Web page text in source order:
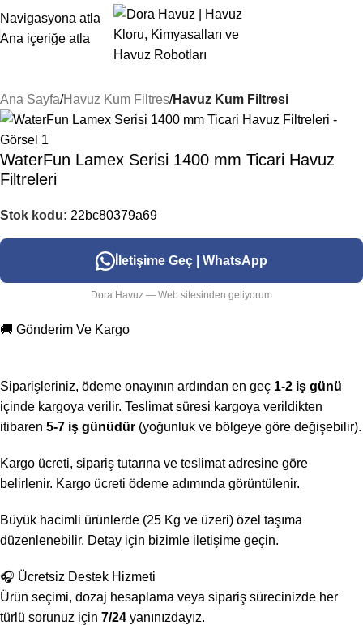
Navigasyona atla
Ana içeriğe atla
Ana Sayfa Havuz Kum Filtres Havuz Kum Filtresi
WaterFun Lamex Serisi 1400 mm Ticari Havuz
Filtreleri
Stok kodu: 22bc80379a69
İletişime Geç | WhatsApp
Dora Havuz — Web sitesinden geliyorum
🚚 Gönderim Ve Kargo
Siparişleriniz, ödeme onayının ardından en geç 1-2 iş günü
içinde kargoya verilir. Teslimat süresi kargoya verildikten
itibaren 5-7 iş günüdür (yoğunluk ve bölgeye göre değişebilir).
Kargo ücreti, sipariş tutarına ve teslimat adresine göre
belirlenir. Kargo ücreti ödeme adımında görüntülenir.
Büyük hacimli ürünlerde (25 Kg ve üzeri) özel taşıma
düzenlenebilir. Detay için bizimle iletişime geçin.
🎧 Ücretsiz Destek Hizmeti
Ürün seçimi, dozaj hesaplama veya sipariş sürecinizde her
türlü sorunuz için 7/24 yanınızdayız.